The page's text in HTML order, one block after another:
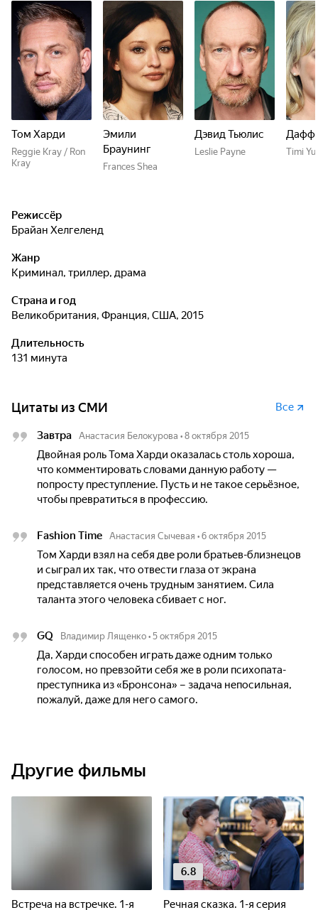
Том Харди
Reggie Kray / Ron
Kray
Эмили
Браунинг
Frances Shea
Дэвид Тьюлис
Leslie Payne Timi
Режиссёр
Брайан Хелгеленд
Жанр
криминал, триллер, драма
Страна и год
Великобритания, Франция, США, 2015
Длительность
131 минута
Цитаты из СМИ Все
Завтра Анастасия Белокурова • 8 октября 2015
Двойная роль Тома Харди оказалась столь хороша,
что комментировать словами данную работу —
попросту преступление. Пусть и не такое серьёзное,
чтобы превратиться в профессию.
Fashion Time Анастасия Сычевая • 6 октября 2015
Том Харди взял на себя две роли братьев-близнецов
и сыграл их так, что отвести глаза от экрана
представляется очень трудным занятием. Сила
таланта этого человека сбивает с ног.
GQ Владимир Лященко • 5 октября 2015
Да, Харди способен играть даже одним только
голосом, но превзойти себя же в роли психопата-
преступника из «Бронсона» – задача непосильная,
пожалуй, даже для него самого.
Другие фильмы
Встреча на встречке. 1-я
6.8
Речная сказка. 1-я серия